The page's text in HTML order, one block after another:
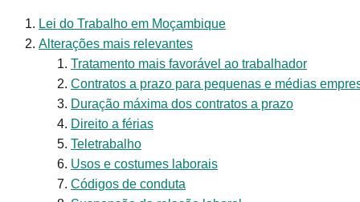
Lei do Trabalho em Moçambique
Alterações mais relevantes
Tratamento mais favorável ao trabalhador
Contratos a prazo para pequenas e médias
Duração máxima dos contratos a prazo
Direito a férias
Teletrabalho
Usos e costumes laborais
Códigos de conduta